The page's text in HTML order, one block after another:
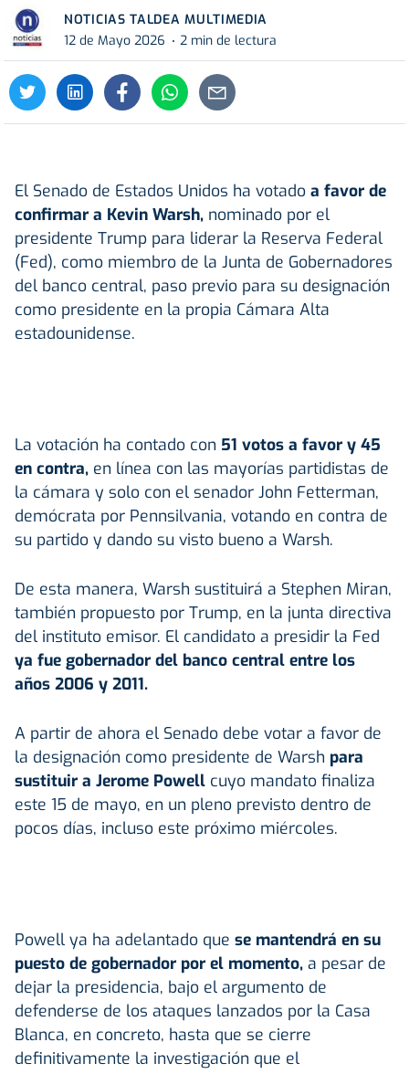
NOTICIAS TALDEA MULTIMEDIA
12 de Mayo 2026
2 min de lectura
El Senado de Estados Unidos ha votado a favor de
confirmar a Kevin Warsh, nominado por el
presidente Trump para liderar la Reserva Federal
(Fed), como miembro de la Junta de Gobernadores
del banco central, paso previo para su designación
como presidente en la propia Cámara Alta
estadounidense.
La votación ha contado con 51 votos a favor y 45
en contra, en línea con las mayorías partidistas de
la cámara y solo con el senador John Fetterman,
demócrata por Pennsilvania, votando en contra de
su partido y dando su visto bueno a Warsh.
De esta manera, Warsh sustituirá a Stephen Miran,
también propuesto por Trump, en la junta directiva
del instituto emisor. El candidato a presidir la Fed
ya fue gobernador del banco central entre los
años 2006 y 2011.
A partir de ahora el Senado debe votar a favor de
la designación como presidente de Warsh para
sustituir a Jerome Powell cuyo mandato finaliza
este 15 de mayo, en un pleno previsto dentro de
pocos días, incluso este próximo miércoles.
Powell ya ha adelantado que se mantendrá en su
puesto de gobernador por el momento, a pesar de
dejar la presidencia, bajo el argumento de
defenderse de los ataques lanzados por la Casa
Blanca, en concreto, hasta que se cierre
definitivamente la investigación que el